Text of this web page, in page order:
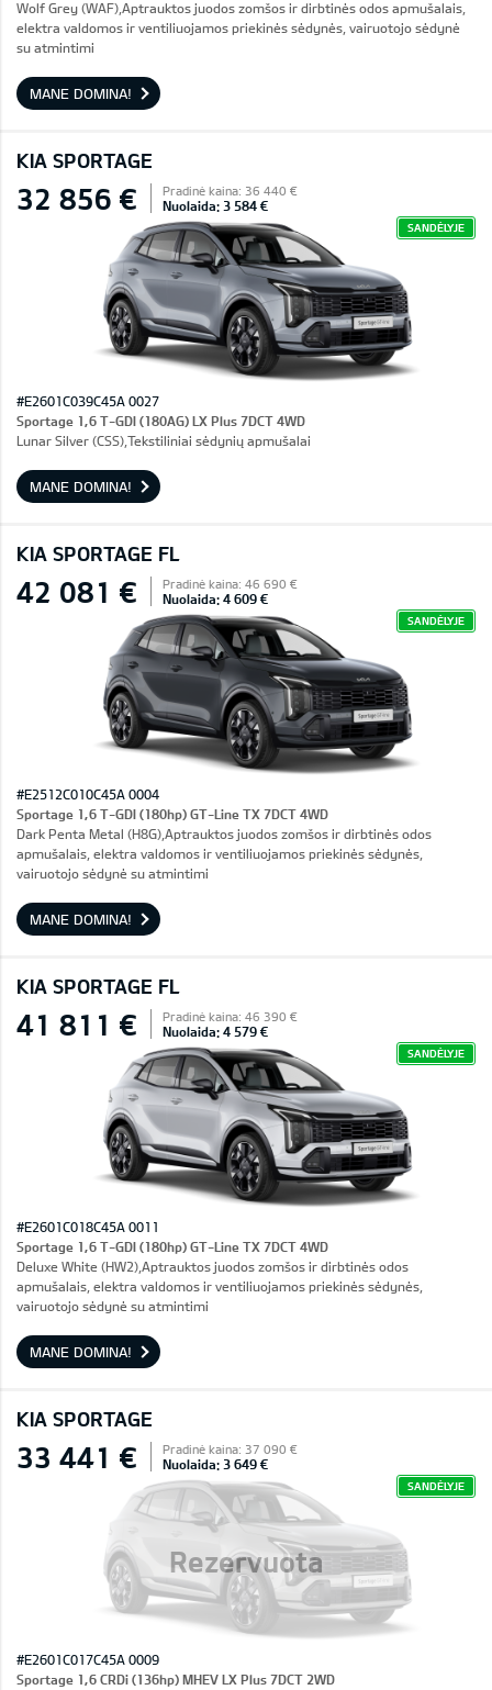
Wolf Grey (WAF),Aptrauktos juodos zomšos ir dirbtinės odos apmušalais,
elektra valdomos ir ventiliuojamos priekinės sėdynės, vairuotojo sėdynė
su atmintimi
MANE DOMINA!
KIA SPORTAGE
32 856 € Pradinė kaina: 36 440 €
Nuolaida: 3 584 €
SANDĖLYJE
#E2601C039C45A 0027
Sportage 1,6 T-GDI (180AG) LX Plus 7DCT 4WD
Lunar Silver (CSS),Tekstiliniai sėdynių apmušalai
MANE DOMINA!
KIA SPORTAGE FL
42 081 € Pradinė kaina: 46 690 €
Nuolaida: 4 609 €
SANDĖLYJE
#E2512C010C45A 0004
Sportage 1,6 T-GDI (180hp) GT-Line TX 7DCT 4WD
Dark Penta Metal (H8G),Aptrauktos juodos zomšos ir dirbtinės odos
apmušalais, elektra valdomos ir ventiliuojamos priekinės sėdynės,
vairuotojo sėdynė su atmintimi
MANE DOMINA!
KIA SPORTAGE FL
41 811 € Pradinė kaina: 46 390 €
Nuolaida: 4 579 €
SANDĖLYJE
#E2601C018C45A 0011
Sportage 1,6 T-GDI (180hp) GT-Line TX 7DCT 4WD
Deluxe White (HW2),Aptrauktos juodos zomšos ir dirbtinės odos
apmušalais, elektra valdomos ir ventiliuojamos priekinės sėdynės,
vairuotojo sėdynė su atmintimi
MANE DOMINA!
KIA SPORTAGE
Rezervuota
33 441 € Pradinė kaina: 37 090 €
Nuolaida: 3 649 €
SANDĖLYJE
#E2601C017C45A 0009
Sportage 1,6 CRDi (136hp) MHEV LX Plus 7DCT 2WD